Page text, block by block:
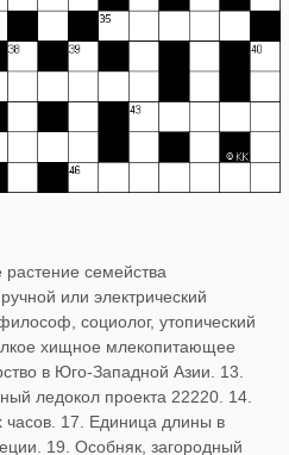
семейства
или электрический
социолог, утопический
хищное млекопитающее
в Юго-Западной Азии. 13.
ледокол проекта 22220. 14.
часов. 17. Единица длины в
19. Особняк, загородный